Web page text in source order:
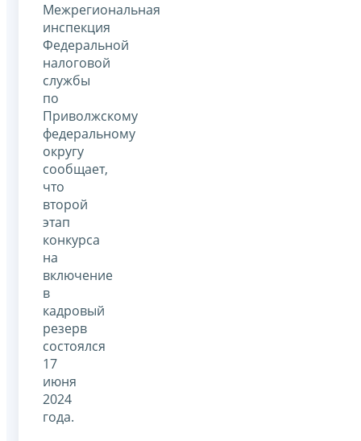
Межрегиональная
инспекция
Федеральной
налоговой
службы
по
Приволжскому
федеральному
округу
сообщает,
что
второй
этап
конкурса
на
включение
в
кадровый
резерв
состоялся
17
июня
2024
года.